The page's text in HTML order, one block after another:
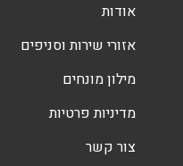
אודות
אזורי שירות וסניפים
מילון מונחים
מדיניות פרטיות
צור קשר